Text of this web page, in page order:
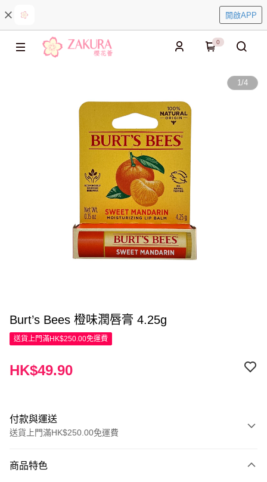
開啟APP
0
1/4
Burt’s Bees 橙味潤唇膏 4.25g
送貨上門滿HK$250.00免運費
HK$49.90
付款與運送
送貨上門滿HK$250.00免運費
信用卡
商品特色